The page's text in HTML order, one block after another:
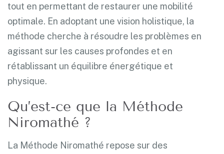
tout en permettant de restaurer une mobilité
optimale. En adoptant une vision holistique, la
méthode cherche à résoudre les problèmes en
agissant sur les causes profondes et en
rétablissant un équilibre énergétique et
physique.
Qu’est-ce que la Méthode
Niromathé ?
La Méthode Niromathé repose sur des